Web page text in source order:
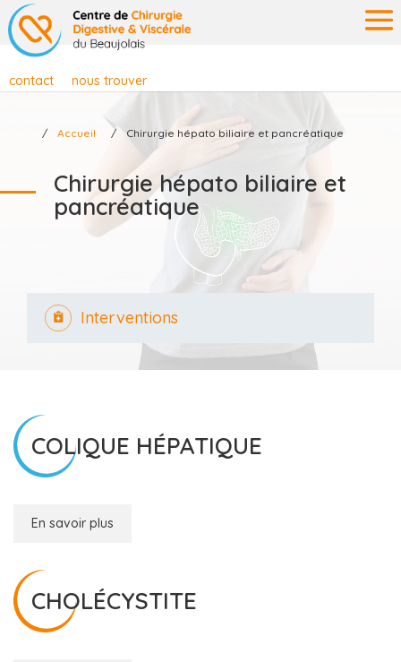
contact nous trouver
Accueil Chirurgie hépato biliaire et pancréatique
Chirurgie hépato biliaire et
pancréatique
Interventions
COLIQUE HÉPATIQUE
En savoir plus
CHOLÉCYSTITE